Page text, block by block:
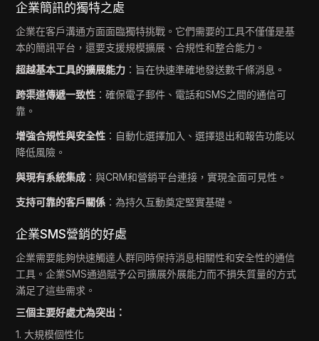
企業簡訊的獨特之處
企業在客戶溝通方面面臨獨特挑戰。它們需要的工具不僅僅是基
本的簡訊平台，還要支援規模擴展、合規性和整合能力。
超越基本工具的擴展能力 ：旨在快速準確地發送數千條消息。
跨渠道傳遞一致性 ：確保電子郵件、電話和SMS之間的通信可
靠。
增強合規性與安全性 ：自動化選擇加入、選擇退出和報告功能以
降低風險。
與現有系統集成 ：與CRM和營銷平台連接，實現全面可見性。
支持可靠的客戶關係 ：為持久互動奠定堅實基礎。
企業SMS營銷的好處
企業需要能夠快速觸達人群同時保持消息相關性和安全性的通信
工具。企業SMS通過賦予公司擴展外展能力而不損失質量的方式
滿足了這些需求。
三個主要好處尤為突出：
1. 大規模個性化